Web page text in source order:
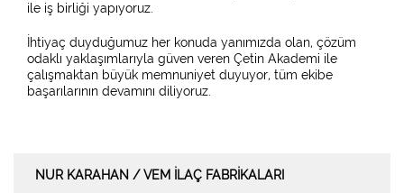
ile iş birliği yapıyoruz.
İhtiyaç duyduğumuz her konuda yanımızda olan, çözüm
odaklı yaklaşımlarıyla güven veren Çetin Akademi ile
çalışmaktan büyük memnuniyet duyuyor, tüm ekibe
başarılarının devamını diliyoruz.
NUR KARAHAN / VEM İLAÇ FABRIKALARI